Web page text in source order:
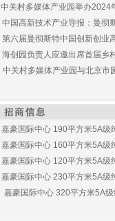
中关村多媒体产业园举办2024
中国高新技术产业导报：曼彻
第六届曼彻斯特中国创新创业
海创园负责人应邀出席首届乡
中关村多媒体产业园与北京市
嘉豪国际中心 190平方米5A级
嘉豪国际中心 160平方米5A级
嘉豪国际中心 120平方米5A级
嘉豪国际中心 230平方米5A级
嘉豪国际中心 320平方米5A